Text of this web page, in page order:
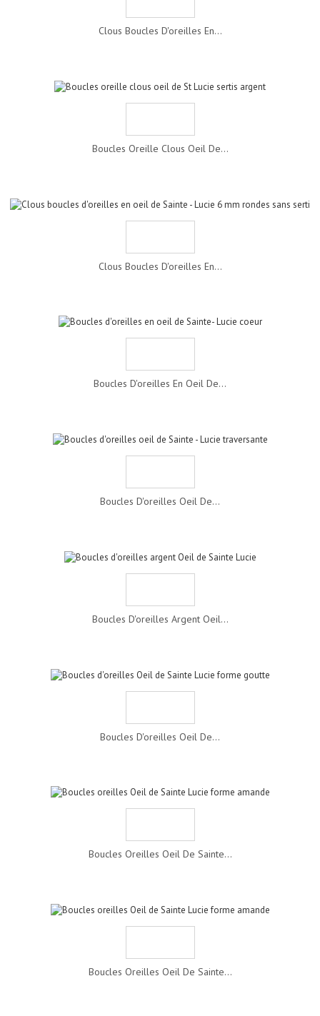
Clous Boucles D'oreilles En...
Boucles Oreille Clous Oeil De...
Clous Boucles D'oreilles En...
Boucles D'oreilles En Oeil De...
Boucles D'oreilles Oeil De...
Boucles D'oreilles Argent Oeil...
Boucles D'oreilles Oeil De...
Boucles Oreilles Oeil De Sainte...
Boucles Oreilles Oeil De Sainte...